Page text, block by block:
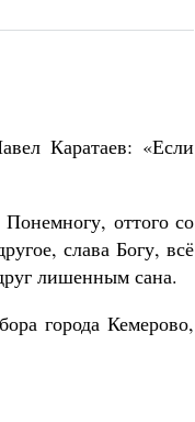
Каратаев: «Если
оттого со
слава Богу, всё
лишенным сана.
города Кемерово,